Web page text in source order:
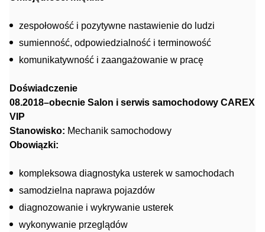
zespołowość i pozytywne nastawienie do ludzi
sumienność, odpowiedzialność i terminowość
komunikatywność i zaangażowanie w pracę
Doświadczenie
08.2018–obecnie Salon i serwis samochodowy CAREX
VIP
Stanowisko: Mechanik samochodowy
Obowiązki:
kompleksowa diagnostyka usterek w samochodach
samodzielna naprawa pojazdów
diagnozowanie i wykrywanie usterek
wykonywanie przeglądów